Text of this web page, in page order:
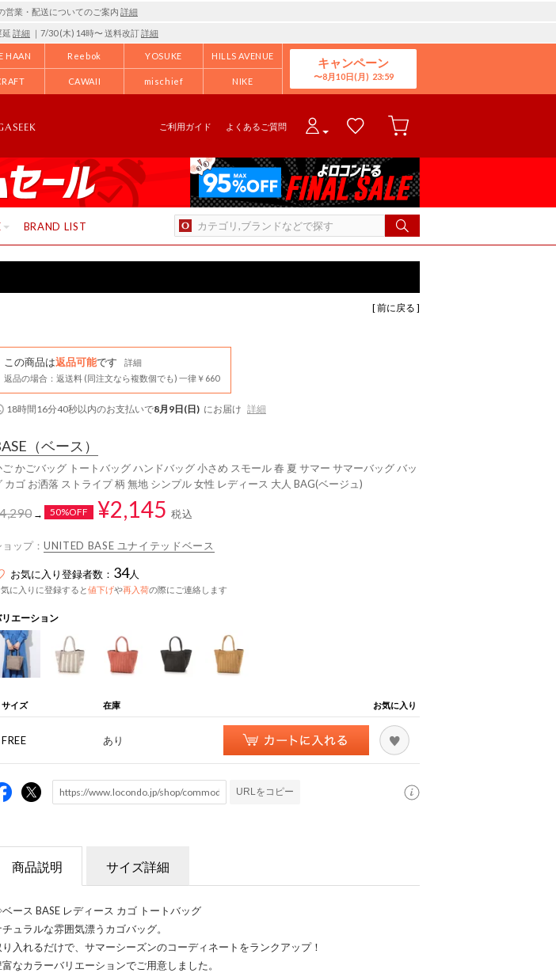
営業・配送についてのご案内 詳細
延 詳細 ｜7/30 (木) 14時〜 送料改訂詳細
HAAN Reebok YOSUKE HILLS AVENUE
CAWAII mischief NIKE
キャンペーン
8月10日(月)
ご利用ガイド よくあるご質問
BRAND LIST
[ 前に戻る ]
この商品は返品可能です
詳細
返品の場合：返送料 (同注文なら複数個でも) 一律￥660
18時間16分39秒以内のお支払いで8月9日(日) にお届け 詳細
（ベース）
ご かごバッグ トートバッグ ハンドバッグ 小さめ スモール 春 夏 サマー サマーバッグ バッ
カゴ お洒落 ストライプ 柄 無地 シンプル 女性 レディース 大人 BAG(ベージュ)
→ 50%OFF ¥2,145 税込
ョップ： UNITED BASE ユナイテッドベース
お気に入り登録者数： 34人
に入りに登録すると値下げや再入荷の際にご連絡します
エーション
サイズ 在庫 お気に入り
FREE あり
URLをコピー
商品説明 サイズ詳細
ース BASE レディース カゴ トートバッグ
チュラルな雰囲気漂うカゴバッグ。
り入れるだけで、サマーシーズンのコーディネートをランクアップ！
富なカラーバリエーションでご用意しました。